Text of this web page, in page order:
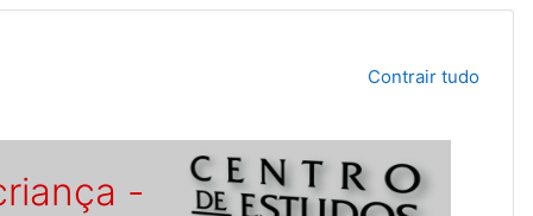
Contrair tudo
-